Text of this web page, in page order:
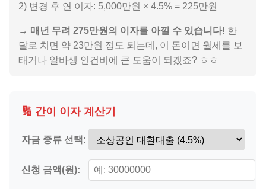
2) 변경 후 연 이자: 5,000만원 × 4.5% = 225만원
→ 매년 무려 275만원의 이자를 아낄 수 있습니다! 한
달로 치면 약 23만원 정도 되는데, 이 돈이면 월세를 보
태거나 알바생 인건비에 큰 도움이 되겠죠? ㅎㅎ
🔢 간이 이자 계산기
자금 종류 선택:
신청 금액(원):